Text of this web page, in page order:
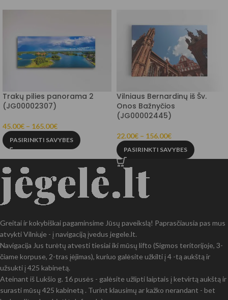
Trakų pilies panorama 2
(JG00002307)
45.00€ – 165.00€
PASIRINKTI SAVYBES
Vilniaus Bernardinų iš Šv.
Onos Bažnyčios
(JG00002445)
22.00€ – 156.00€
PASIRINKTI SAVYBES
Greitai ir kokybiškai pagaminsime Jūsų paveikslą! Paprasčiausia pas mus
atvykti Vilniuje - į navigaciją įvedus jegele.lt.
Navigacija Jus turėtų atvesti tiesiai iki mūsų lifto (Sigmos teritorijoje, 3-
čiame korpuse, 2-tras įėjimas), kuriuo galėsite užkilti į 4 -tą aukštą ir
užsukti į 425 kabinetą.
Ateinant iš Lukšio g. 16 pusės - galėsite užlipti laiptais į ketvirtą aukštą ir
surasti mūsų 425 kabinetą . Turint klausimų ar kažko nerandant - bet